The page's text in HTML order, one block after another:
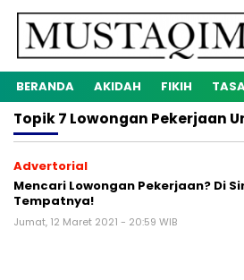
BERANDA AKIDAH FIKIH
Topik7 Lowongan Pekerjaan
Advertorial
Mencari Lowongan Pekerjaan? Di
Tempatnya!
Jumat, 12 Maret 2021 - 20:59 WIB